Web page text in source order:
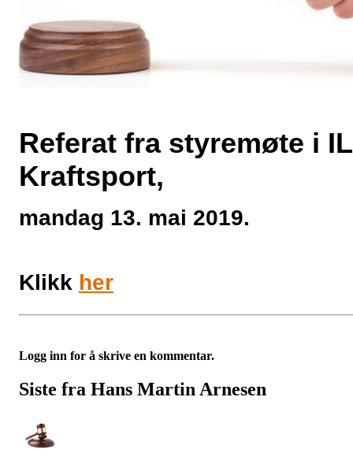
Referat fra styremøte i IL
Kraftsport,
mandag 13. mai 2019.
Klikk her
Logg inn for å skrive en kommentar.
Siste fra Hans Martin Arnesen